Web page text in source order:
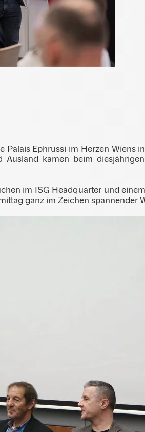
Ephrussi im Herzen Wiens
Ausland kamen beim diesjährigen
im ISG Headquarter und einem
ganz im Zeichen spannender